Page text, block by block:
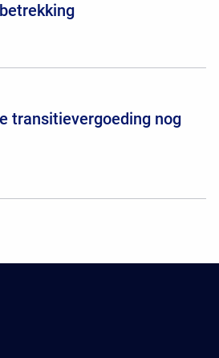
transitievergoeding nog